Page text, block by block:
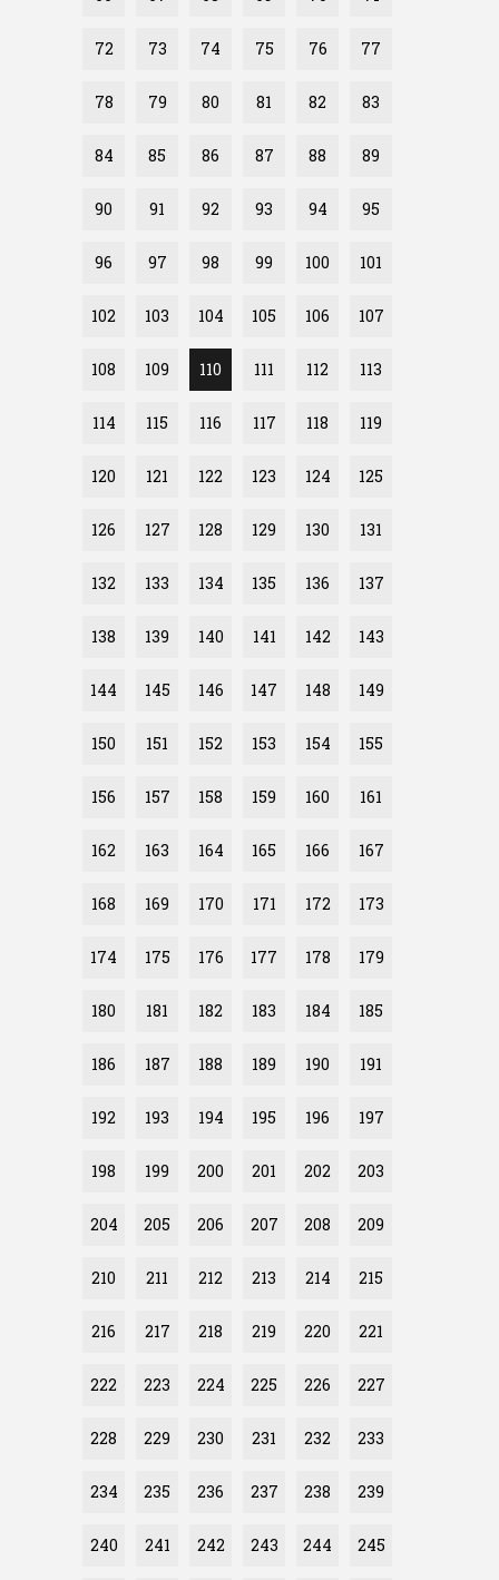
72 73 74 75 76 77
78 79 80 81 82 83
84 85 86 87 88 89
90 91 92 93 94 95
96 97 98 99 100 101
102 103 104 105 106 107
108 109 110 111 112 113
114 115 116 117 118 119
120 121 122 123 124 125
126 127 128 129 130 131
132 133 134 135 136 137
138 139 140 141 142 143
144 145 146 147 148 149
150 151 152 153 154 155
156 157 158 159 160 161
162 163 164 165 166 167
168 169 170 171 172 173
174 175 176 177 178 179
180 181 182 183 184 185
186 187 188 189 190 191
192 193 194 195 196 197
198 199 200 201 202 203
204 205 206 207 208 209
210 211 212 213 214 215
216 217 218 219 220 221
222 223 224 225 226 227
228 229 230 231 232 233
234 235 236 237 238 239
240 241 242 243 244 245